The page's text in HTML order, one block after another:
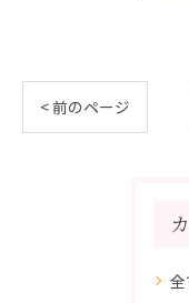
< 前のページ